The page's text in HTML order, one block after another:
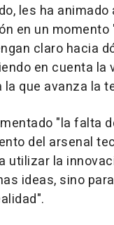
les ha
en un momento
claro hacia
en cuenta la
que avanza la
"la falta
del arsenal
utilizar la
ideas, sino